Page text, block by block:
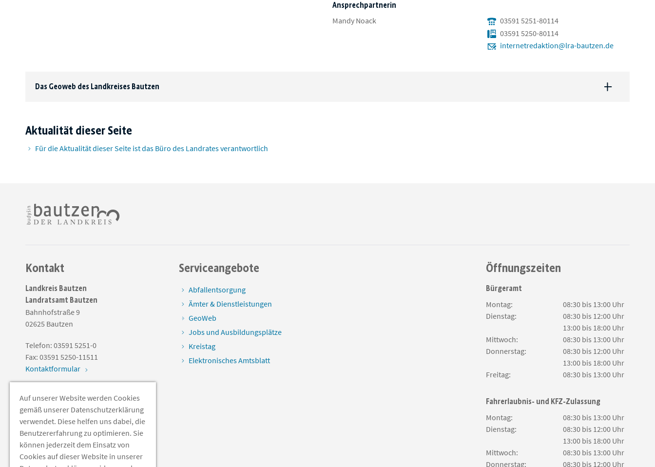
Ansprechpartnerin
Mandy Noack
03591 5251-80114
03591 5250-80114
internetredaktion@lra-bautzen.de
Das Geoweb des Landkreises Bautzen
Aktualität dieser Seite
Für die Aktualität dieser Seite ist das Büro des Landrates verantwortlich
Kontakt
Landkreis Bautzen
Landratsamt Bautzen
Bahnhofstraße 9
02625 Bautzen
Telefon: 03591 5251-0
Fax: 03591 5250-11511
Kontaktformular
Soziale Medien
Serviceangebote
Abfallentsorgung
Ämter & Dienstleistungen
GeoWeb
Jobs und Ausbildungsplätze
Kreistag
Elektronisches Amtsblatt
Öffnungszeiten
Bürgeramt
Montag:
08:30 bis 13:00 Uhr
Dienstag:
08:30 bis 12:00 Uhr
13:00 bis 18:00 Uhr
Mittwoch:
08:30 bis 13:00 Uhr
Donnerstag:
08:30 bis 12:00 Uhr
13:00 bis 18:00 Uhr
Freitag:
08:30 bis 13:00 Uhr
Fahrerlaubnis- und KFZ-Zulassung
Montag:
08:30 bis 13:00 Uhr
Dienstag:
08:30 bis 12:00 Uhr
13:00 bis 18:00 Uhr
Mittwoch:
08:30 bis 13:00 Uhr
Donnerstag:
08:30 bis 12:00 Uhr
Auf unserer Website werden Cookies
gemäß unserer Datenschutzerklärung
verwendet. Diese helfen uns dabei, die
Benutzererfahrung zu optimieren. Sie
können jederzeit dem Einsatz von
Cookies auf dieser Website in unserer